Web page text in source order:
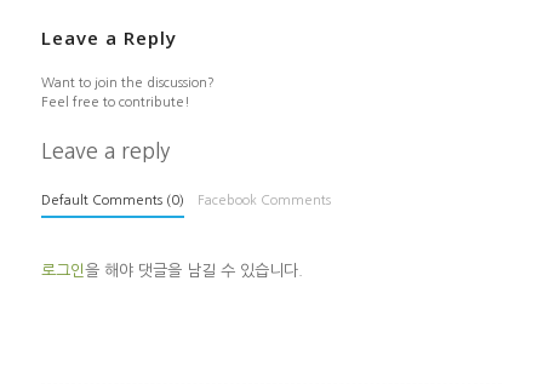
Leave a Reply
Want to join the discussion?
Feel free to contribute!
Leave a reply
Default Comments (0) Facebook Comments
로그인을 해야 댓글을 남길 수 있습니다.